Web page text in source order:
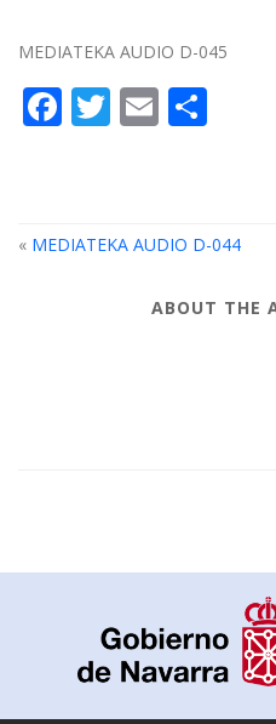
MEDIATEKA AUDIO D-045
Facebook
Twitter
Email
« MEDIATEKA AUDIO D-044
ABOUT THE